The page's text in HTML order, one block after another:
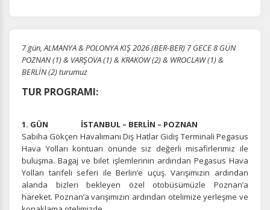
7 gün, ALMANYA & POLONYA KIŞ 2026 (BER-BER) 7 GECE 8 GÜN
POZNAN (1) & VARŞOVA (1) & KRAKOW (2) & WROCLAW (1) &
BERLİN (2) turumuz
TUR PROGRAMI:
1. GÜN İSTANBUL – BERLİN – POZNAN
Sabiha Gökçen Havalimanı Dış Hatlar Gidiş Terminali Pegasus
Hava Yolları kontuarı önünde siz değerli misafirlerimiz ile
buluşma. Bagaj ve bilet işlemlerinin ardından Pegasus Hava
Yolları tarifeli seferi ile Berlin’e uçuş. Varışımızın ardından
alanda bizleri bekleyen özel otobüsümüzle Poznan’a
hareket. Poznan’a varışımızın ardından otelimize yerleşme ve